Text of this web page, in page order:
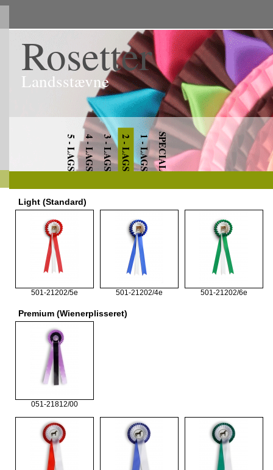
Rosetter
Landsstævne
SPECIAL
1 - LAGS
2 - LAGS
3 - LAGS
4 - LAGS
5 - LAGS
Light (Standard)
501-21202/5e 501-21202/4e 501-21202/6e
Premium (Wienerplisseret)
051-21812/00